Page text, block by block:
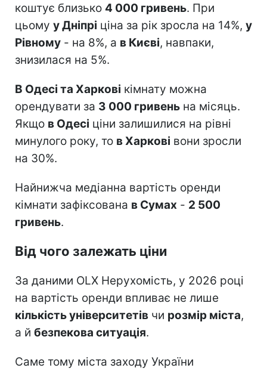
коштує близько 4 000 гривень. При
цьому у Дніпрі ціна за рік зросла на 14%, у
Рівному - на 8%, а в Києві, навпаки,
знизилася на 5%.
В Одесі та Харкові кімнату можна
орендувати за 3 000 гривень на місяць.
Якщо в Одесі ціни залишилися на рівні
минулого року, то в Харкові вони зросли
на 30%.
Найнижча медіанна вартість оренди
кімнати зафіксована в Сумах - 2 500
гривень.
Від чого залежать ціни
За даними OLX Нерухомість, у 2026 році
на вартість оренди впливає не лише
кількість університетів чи розмір міста,
а й безпекова ситуація.
Саме тому міста заходу України